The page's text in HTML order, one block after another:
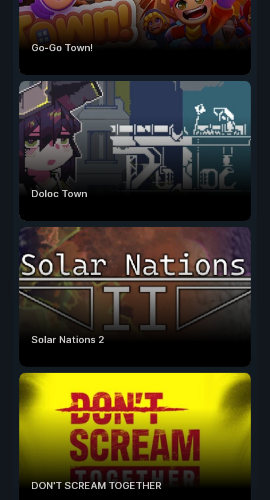
Go-Go Town!
Doloc Town
Solar Nations 2
DON'T SCREAM TOGETHER